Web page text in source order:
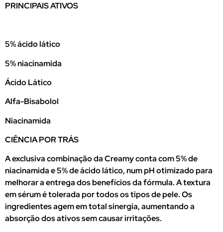
PRINCIPAIS ATIVOS
5% ácido lático
5% niacinamida
Ácido Lático
Alfa-Bisabolol
Niacinamida
CIÊNCIA POR TRÁS
A exclusiva combinação da Creamy conta com 5% de
niacinamida e 5% de ácido lático, num pH otimizado para
melhorar a entrega dos benefícios da fórmula. A textura
em sérum é tolerada por todos os tipos de pele. Os
ingredientes agem em total sinergia, aumentando a
absorção dos ativos sem causar irritações.